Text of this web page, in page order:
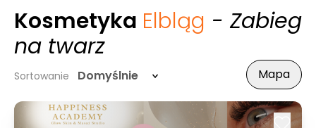
Kosmetyka Elbląg - Zabieg
na twarz
Sortowanie Domyślnie Mapa